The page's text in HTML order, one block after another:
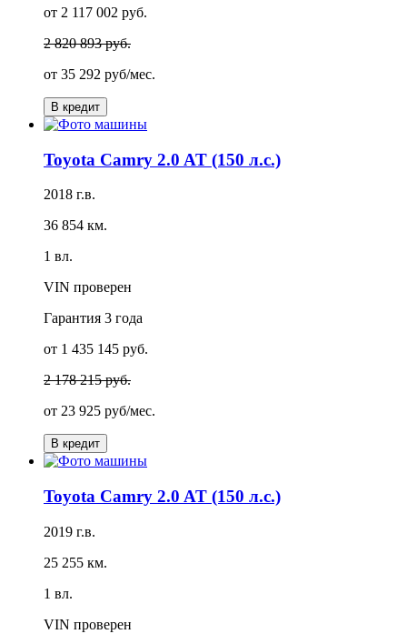
от 2 117 002 руб.
2 820 893 руб.
от 35 292 руб/мес.
В кредит
Toyota Camry 2.0 AT (150 л.с.)
2018 г.в.
36 854 км.
1 вл.
VIN проверен
Гарантия 3 года
от 1 435 145 руб.
2 178 215 руб.
от 23 925 руб/мес.
В кредит
Toyota Camry 2.0 AT (150 л.с.)
2019 г.в.
25 255 км.
1 вл.
VIN проверен